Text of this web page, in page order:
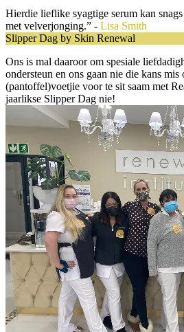
Hierdie lieflike syagtige serum kan
met velverjonging.” - Lisa Smith
Slipper Dag by Skin Renewal
Ons is mal daaroor om spesiale
ondersteun en ons gaan nie die kans mis
(pantoffel)voetjie voor te sit saam met
jaarlikse Slipper Dag nie!